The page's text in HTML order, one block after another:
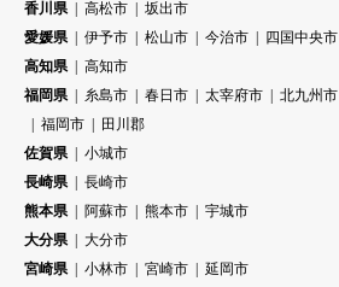
香川県
高松市
坂出市
愛媛県
伊予市 松山市 今治市
四国中央市
高知県
高知市
福岡県
糸島市 春日市 太宰府市 北九州市
福岡市
田川郡
佐賀県
小城市
長崎県
長崎市
熊本県
阿蘇市 熊本市
宇城市
大分県
大分市
宮崎県
小林市 宮崎市
延岡市